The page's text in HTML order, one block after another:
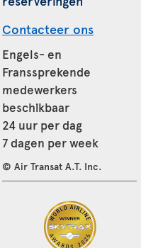
Contacteer ons
Engels- en
Franssprekende
medewerkers
beschikbaar
24 uur per dag
7 dagen per week
© Air Transat A.T. Inc.